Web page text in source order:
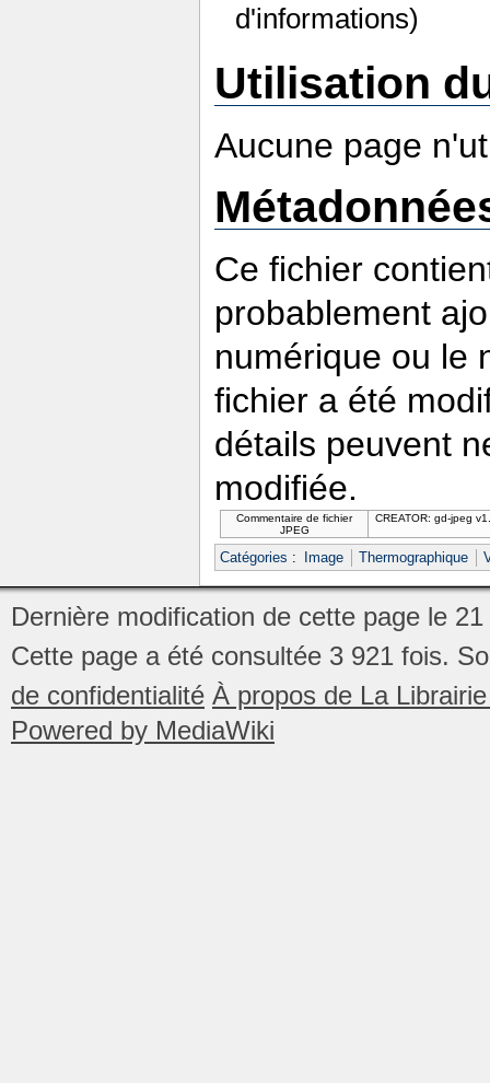
d'informations)
Utilisation
Aucune page
Ce fichier
probablement
numérique ou le
fichier a été
détails peuvent
modifiée.
Commentaire de fichier
JPEG
CREATOR: gd-jpeg
Catégories : Image Thermographique
Dernière modification de cette page le
Cette page a été consultée 3 921 fois.
de confidentialité À propos de La
Powered by MediaWiki